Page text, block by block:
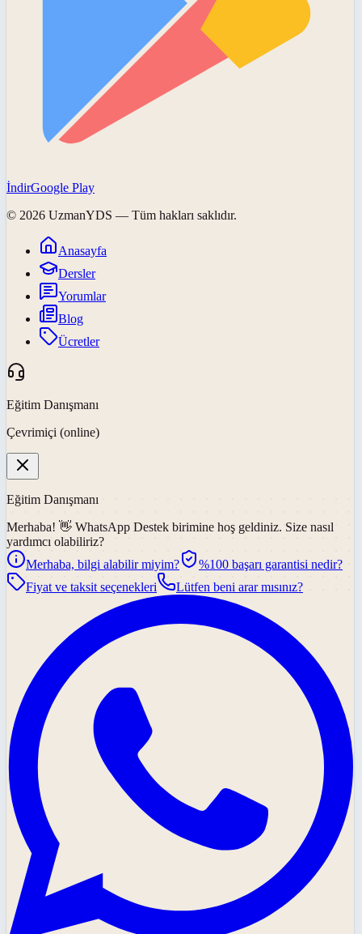
İndirGoogle Play
© 2026 UzmanYDS — Tüm hakları saklıdır.
Anasayfa
Dersler
Yorumlar
Blog
Ücretler
Eğitim Danışmanı
Çevrimiçi (online)
Eğitim Danışmanı
Merhaba! 👋 WhatsApp Destek birimine hoş geldiniz. Size nasıl
yardımcı olabiliriz?
Merhaba, bilgi alabilir miyim?
%100 başarı garantisi nedir?
Fiyat ve taksit seçenekleri
Lütfen beni arar mısınız?